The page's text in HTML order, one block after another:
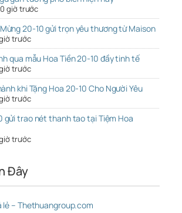
giờ trước
20-10 gửi trọn yêu thương từ Maison
trước
qua mẫu Hoa Tiền 20-10 đầy tinh tế
trước
khi Tặng Hoa 20-10 Cho Người Yêu
trước
gửi trao nét thanh tao tại Tiệm Hoa
trước
Đây
lẻ – Thethuangroup.com